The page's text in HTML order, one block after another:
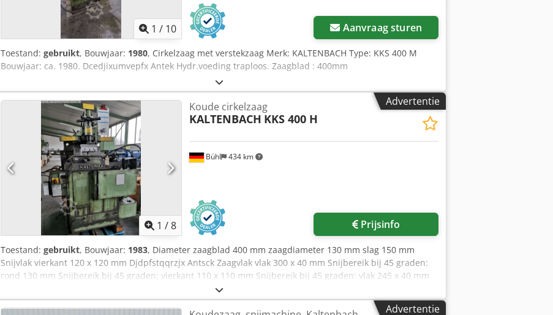
1 / 10 Aanvraag sturen
Toestand: gebruikt, Bouwjaar: 1980, Cirkelzaag met verstekzaag Merk: KALTENBACH Type: KKS 400 M
Bouwjaar: ca. 1980. Dcedjixumvepfx Antek Hydr.voeding traploos. Zaagblad : 400mm
Advertentie
1 /8
Bühl 434 km
Koude cirkelzaag
KALTENBACH KKS 400 H
Prijsinfo
Toestand: gebruikt, Bouwjaar: 1983, Diameter zaagblad 400 mm zaagdiameter 130 mm slag 150 mm
Snijvlak vierkant 120 x 120 mm Djdpfstqqrzjx Antsck Zaagvlak vlak 300 x 40 mm Snijbereik bij 45 graden:
rond 130 mm Snijbereik bij 45 graden: vierkant 110 x 110 mm Snijbereik bij 45 graden: vlak 245 x 40 mm
Versteksnedes - 90° aan beide zijden Snijsnelheid 13 / 25 m/min minipos 807 besturingseenheid Totaal
benodigd vermogen 4,3 kW Machinegewicht ca. 850 kg Machineafmetingen L x B x H 1,20 x 1,20 x 1,82 m
Advertentie